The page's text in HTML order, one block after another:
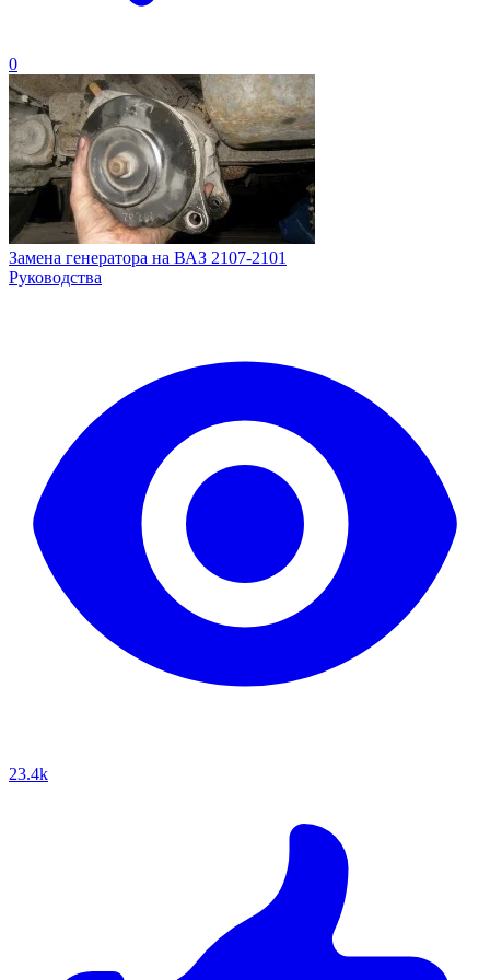
0
Замена генератора на ВАЗ 2107-2101
Руководства
23.4k